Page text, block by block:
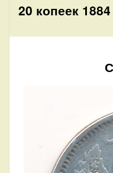
20 копеек